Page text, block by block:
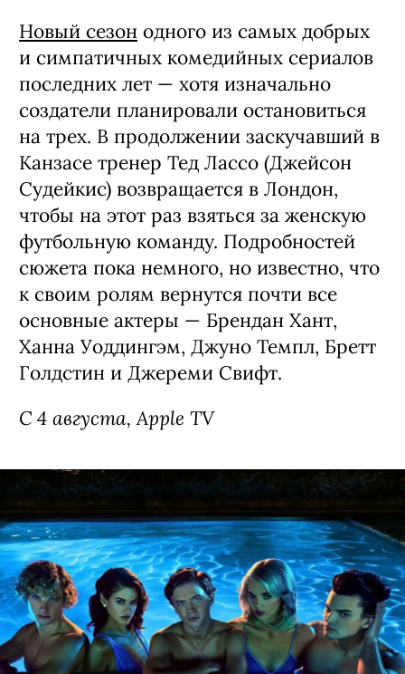
Новый сезон одного из самых добрых
и симпатичных комедийных сериалов
последних лет — хотя изначально
создатели планировали остановиться
на трех. В продолжении заскучавший в
Канзасе тренер Тед Лассо (Джейсон
Судейкис) возвращается в Лондон,
чтобы на этот раз взяться за женскую
футбольную команду. Подробностей
сюжета пока немного, но известно, что
к своим ролям вернутся почти все
основные актеры — Брендан Хант,
Ханна Уоддингэм, Джуно Темпл, Бретт
Голдстин и Джереми Свифт.
С 4 августа, Apple TV